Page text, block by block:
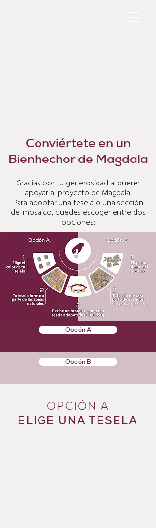
Conviértete en un
Bienhechor de Magdala
Gracias por tu generosidad al querer
apoyar al proyecto de Magdala.
Para adoptar una tesela o una sección
del mosaico, puedes escoger entre dos
opciones:
Opción A
Opción B
OPCIÓN A
ELIGE UNA TESELA